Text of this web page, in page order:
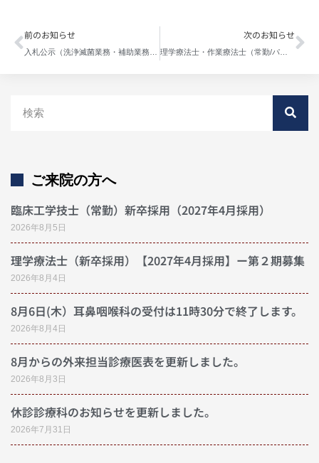
前のお知らせ 次のお知らせ
理学療法士・作業療法士（常勤/パート）採用情報の更新について
ご来院の方へ
臨床工学技士（常勤）新卒採用（2027年4月採用）
2026年8月5日
理学療法士（新卒採用）【2027年4月採用】ー第２期募集
2026年8月4日
8月6日(木）耳鼻咽喉科の受付は11時30分で終了します。
2026年8月4日
8月からの外来担当診療医表を更新しました。
2026年8月3日
休診診療科のお知らせを更新しました。
2026年7月31日